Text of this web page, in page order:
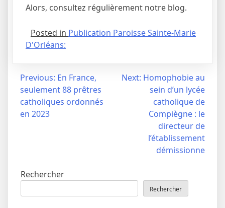
Alors, consultez régulièrement notre blog.
Posted in Publication Paroisse Sainte-Marie
D'Orléans:
Navigation
l’article
Previous: En France,
seulement 88 prêtres
catholiques ordonnés
en 2023
Next: Homophobie au
sein d’un lycée
catholique de
Compiègne : le
directeur de
l’établissement
démissionne
Rechercher
Rechercher